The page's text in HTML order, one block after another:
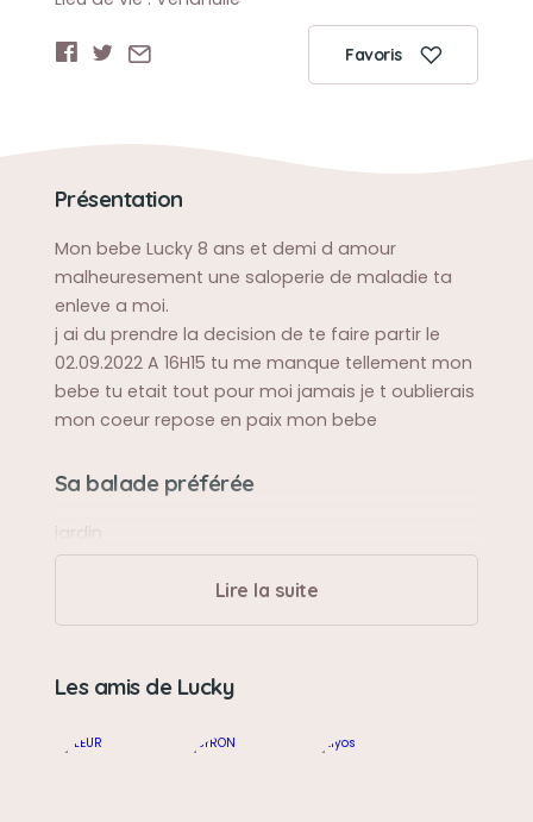
Favoris
Présentation
Mon bebe Lucky 8 ans et demi d amour
malheuresement une saloperie de maladie ta
enleve a moi.
j ai du prendre la decision de te faire partir le
02.09.2022 A 16H15 tu me manque tellement mon
bebe tu etait tout pour moi jamais je t oublierais
mon coeur repose en paix mon bebe
Sa balade préférée
jardin
Sa bêtise préférée
calme, calins, un amour de chat
Lire la suite
Les amis de Lucky